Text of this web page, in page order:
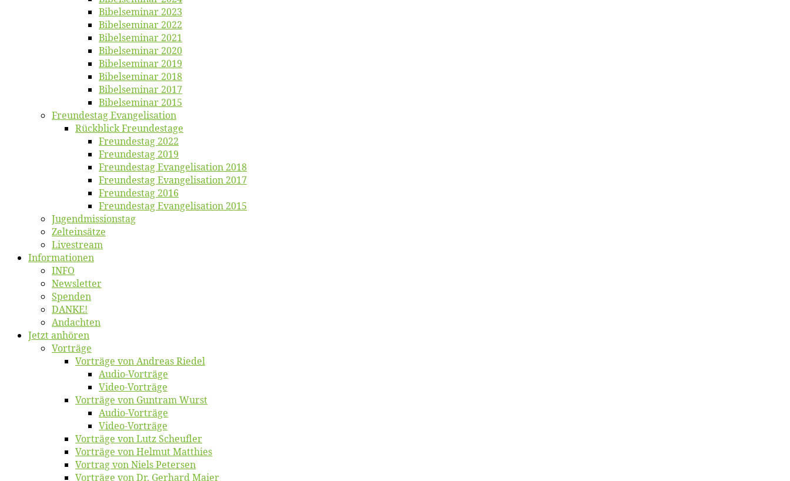
Bi­bel­se­mi­nar 2023
Bi­bel­se­mi­nar 2022
Bi­bel­se­mi­nar 2021
Bi­bel­se­mi­nar 2020
Bi­bel­se­mi­nar 2019
Bi­bel­se­mi­nar 2018
Bibelsemi­nar 2017
Bibelsemi­nar 2015
Freun­des­tag Evangelisation
Rück­blick Freundestage
Freun­des­tag 2022
Freun­des­tag 2019
Freun­des­tag Evan­ge­li­sa­ti­on 2018
Freun­des­tag Evan­ge­li­sa­ti­on 2017
Freun­des­tag 2016
Freun­des­tag Evan­ge­li­sa­ti­on 2015
Jugend­mis­sions­tag
Zelt­ein­sät­ze
Live­stream
Informatio­nen
INFO
News­let­ter
Spen­den
DANKE!
An­dach­ten
Jetzt an­hö­ren
Vor­trä­ge
Vor­trä­ge von An­dre­as Riedel
Au­dio-Vor­trä­ge
Vi­deo-Vor­trä­ge
Vor­trä­ge von Gun­tram Wurst
Au­dio-Vor­trä­ge
Vi­deo-Vor­trä­ge
Vor­trä­ge von Lutz Scheufler
Vor­trä­ge von Hel­mut Matthies
Vor­trag von Niels Petersen
Vor­trä­ge von Dr. Ger­hard Maier